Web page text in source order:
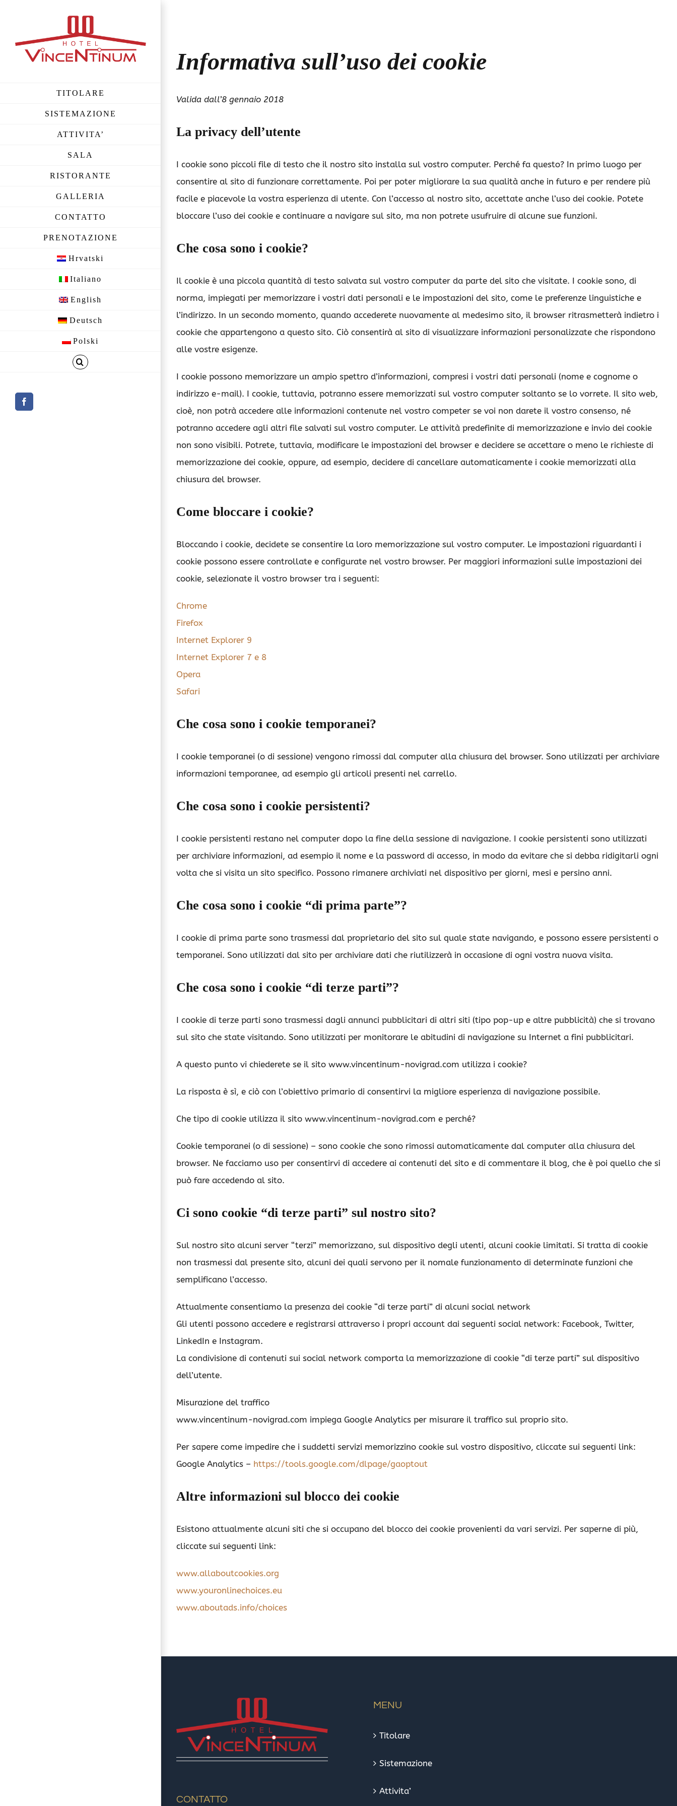
content
TITOLARE
SISTEMAZIONE
ATTIVITA’
SALA
RISTORANTE
GALLERIA
CONTATTO
PRENOTAZIONE
Hrvatski
Italiano
English
Deutsch
Polski
Facebook
Informativa sull’uso dei cookie
Valida dall’8 gennaio 2018
La privacy dell’utente
I cookie sono piccoli file di testo che il nostro sito installa sul vostro computer. Perché fa questo? In primo luogo per
consentire al sito di funzionare correttamente. Poi per poter migliorare la sua qualità anche in futuro e per rendere più
facile e piacevole la vostra esperienza di utente. Con l’accesso al nostro sito, accettate anche l’uso dei cookie. Potete
bloccare l’uso dei cookie e continuare a navigare sul sito, ma non potrete usufruire di alcune sue funzioni.
Che cosa sono i cookie?
Il cookie è una piccola quantità di testo salvata sul vostro computer da parte del sito che visitate. I cookie sono, di
norma, impiegati per memorizzare i vostri dati personali e le impostazioni del sito, come le preferenze linguistiche e
l’indirizzo. In un secondo momento, quando accederete nuovamente al medesimo sito, il browser ritrasmetterà indietro i
cookie che appartengono a questo sito. Ciò consentirà al sito di visualizzare informazioni personalizzate che rispondono
alle vostre esigenze.
I cookie possono memorizzare un ampio spettro d’informazioni, compresi i vostri dati personali (nome e cognome o
indirizzo e-mail). I cookie, tuttavia, potranno essere memorizzati sul vostro computer soltanto se lo vorrete. Il sito web,
cioè, non potrà accedere alle informazioni contenute nel vostro competer se voi non darete il vostro consenso, né
potranno accedere agli altri file salvati sul vostro computer. Le attività predefinite di memorizzazione e invio dei cookie
non sono visibili. Potrete, tuttavia, modificare le impostazioni del browser e decidere se accettare o meno le richieste di
memorizzazione dei cookie, oppure, ad esempio, decidere di cancellare automaticamente i cookie memorizzati alla
chiusura del browser.
Come bloccare i cookie?
Bloccando i cookie, decidete se consentire la loro memorizzazione sul vostro computer. Le impostazioni riguardanti i
cookie possono essere controllate e configurate nel vostro browser. Per maggiori informazioni sulle impostazioni dei
cookie, selezionate il vostro browser tra i seguenti:
Chrome
Firefox
Internet Explorer 9
Internet Explorer 7 e 8
Opera
Safari
Che cosa sono i cookie temporanei?
I cookie temporanei (o di sessione) vengono rimossi dal computer alla chiusura del browser. Sono utilizzati per archiviare
informazioni temporanee, ad esempio gli articoli presenti nel carrello.
Che cosa sono i cookie persistenti?
I cookie persistenti restano nel computer dopo la fine della sessione di navigazione. I cookie persistenti sono utilizzati
per archiviare informazioni, ad esempio il nome e la password di accesso, in modo da evitare che si debba ridigitarli ogni
volta che si visita un sito specifico. Possono rimanere archiviati nel dispositivo per giorni, mesi e persino anni.
Che cosa sono i cookie “di prima parte”?
I cookie di prima parte sono trasmessi dal proprietario del sito sul quale state navigando, e possono essere persistenti o
temporanei. Sono utilizzati dal sito per archiviare dati che riutilizzerà in occasione di ogni vostra nuova visita.
Che cosa sono i cookie “di terze parti”?
I cookie di terze parti sono trasmessi dagli annunci pubblicitari di altri siti (tipo pop-up e altre pubblicità) che si trovano
sul sito che state visitando. Sono utilizzati per monitorare le abitudini di navigazione su Internet a fini pubblicitari.
A questo punto vi chiederete se il sito www.vincentinum-novigrad.com utilizza i cookie?
La risposta è sì, e ciò con l’obiettivo primario di consentirvi la migliore esperienza di navigazione possibile.
Che tipo di cookie utilizza il sito www.vincentinum-novigrad.com e perché?
Cookie temporanei (o di sessione) – sono cookie che sono rimossi automaticamente dal computer alla chiusura del
browser. Ne facciamo uso per consentirvi di accedere ai contenuti del sito e di commentare il blog, che è poi quello che si
può fare accedendo al sito.
Ci sono cookie “di terze parti” sul nostro sito?
Sul nostro sito alcuni server “terzi” memorizzano, sul dispositivo degli utenti, alcuni cookie limitati. Si tratta di cookie
non trasmessi dal presente sito, alcuni dei quali servono per il nomale funzionamento di determinate funzioni che
semplificano l’accesso.
Attualmente consentiamo la presenza dei cookie “di terze parti” di alcuni social network
Gli utenti possono accedere e registrarsi attraverso i propri account dai seguenti social network: Facebook, Twitter,
LinkedIn e Instagram.
La condivisione di contenuti sui social network comporta la memorizzazione di cookie “di terze parti” sul dispositivo
dell’utente.
Misurazione del traffico
www.vincentinum-novigrad.com impiega Google Analytics per misurare il traffico sul proprio sito.
Per sapere come impedire che i suddetti servizi memorizzino cookie sul vostro dispositivo, cliccate sui seguenti link:
Google Analytics – https://tools.google.com/dlpage/gaoptout
Altre informazioni sul blocco dei cookie
Esistono attualmente alcuni siti che si occupano del blocco dei cookie provenienti da vari servizi. Per saperne di più,
cliccate sui seguenti link:
www.allaboutcookies.org
www.youronlinechoices.eu
www.aboutads.info/choices
CONTATTO
MENU
Titolare
Sistemazione
Attivita’